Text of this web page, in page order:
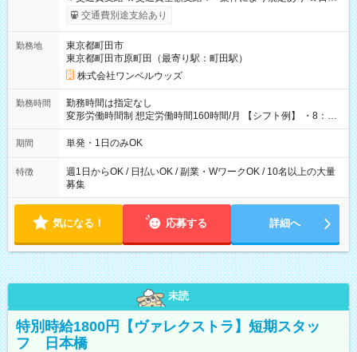
いOK！（規定あり） ┗働いたその日に現金GET♪ お仕事後はコ
ンビニATMから 日払い分を引き落とせます！ 【試用期間】試
交通費別途支給あり
勤務地
東京都町田市
東京都町田市原町田（最寄り駅：町田駅）
株式会社ワンベルウッズ
勤務時間
勤務時間は指定なし
変形労働時間制 想定労働時間160時間/月 【シフト例】 ・8：00
～21：00
期間 単発・1日のみOK
特徴
週1日からOK / 日払いOK / 副業・WワークOK / 10名以上の大量
募集
気になる！ 応募する 詳細へ
未読
特別時給1800円【ヴァレクストラ】短期スタッ
フ 日本橋